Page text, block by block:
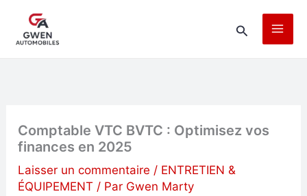
Rechercher
Comptable VTC BVTC : Optimisez vos
finances en 2025
Laisser un commentaire / ENTRETIEN &
ÉQUIPEMENT / Par Gwen Marty